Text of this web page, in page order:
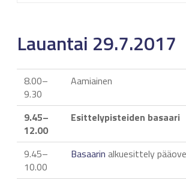
Lauantai 29.7.2017
8.00–
9.30
Aamiainen
9.45–
12.00
Esittelypisteiden basaari
9.45–
10.00
Basaarin alkuesittely